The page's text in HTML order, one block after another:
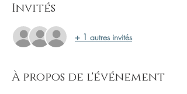
Invités
+ 1 autres invités
À propos de l'événement